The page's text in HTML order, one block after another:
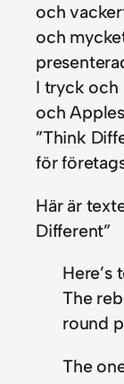
och
och
I tryck och
och
”Think
för
Här är
Different”
Here’s
The
round
The